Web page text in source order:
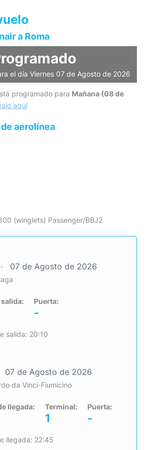
a Roma
el día Viernes 07 de Agosto de 2026
programado para Mañana (08 de
aquí
aerolínea
(winglets) Passenger/BBJ2
07 de Agosto de 2026
salida: Puerta:
-
salida: 20:10
07 de Agosto de 2026
da Vinci-Fiumicino
llegada: Terminal:
1
Puerta:
-
llegada: 22:45